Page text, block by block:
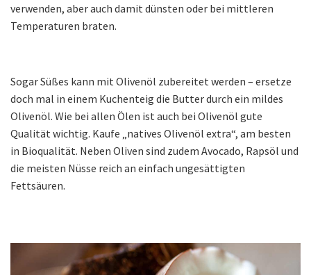
verwenden, aber auch damit dünsten oder bei mittleren
Temperaturen braten.
Sogar Süßes kann mit Olivenöl zubereitet werden – ersetze
doch mal in einem Kuchenteig die Butter durch ein mildes
Olivenöl. Wie bei allen Ölen ist auch bei Olivenöl gute
Qualität wichtig. Kaufe „natives Olivenöl extra“, am besten
in Bioqualität. Neben Oliven sind zudem Avocado, Rapsöl und
die meisten Nüsse reich an einfach ungesättigten
Fettsäuren.